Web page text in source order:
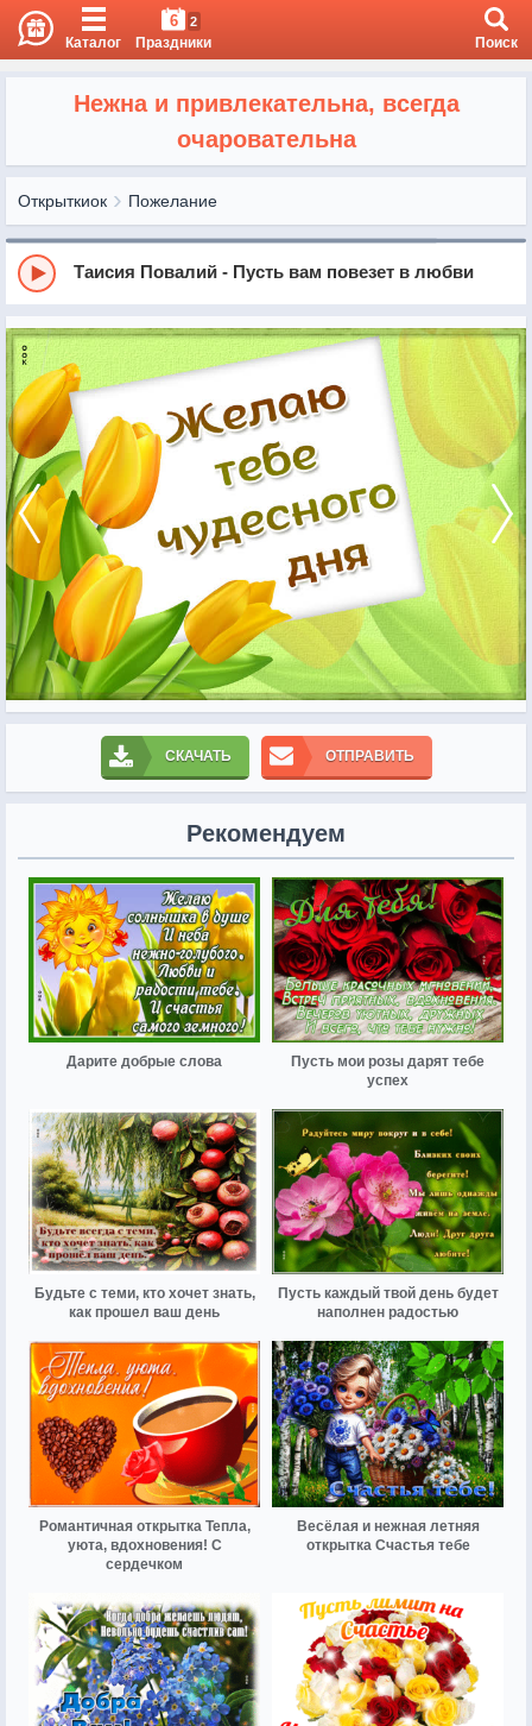
Каталог
6 2
Праздники Поиск
Нежна и привлекательна, всегда
очаровательна
Открыткиок Пожелание
Таисия Повалий - Пусть вам повезет в любви
СКАЧАТЬ ОТПРАВИТЬ
Рекомендуем
Дарите добрые слова
Пусть мои розы дарят тебе
успех
Будьте с теми, кто хочет знать,
как прошел ваш день
Пусть каждый твой день будет
наполнен радостью
Романтичная открытка Тепла,
уюта, вдохновения! С
сердечком
Весёлая и нежная летняя
открытка Счастья тебе